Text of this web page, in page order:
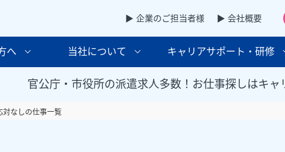
▶ 企業のご担当者様 ▶ 会社概要
へ 当社について キャリアサポート・研修
官公庁・市役所の派遣求人多数！お仕事探しはキャ
対なしの仕事一覧